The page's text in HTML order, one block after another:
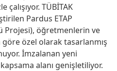
TÜBİTAK
Pardus ETAP
Projesi), öğretmenlerin ve
özel olarak tasarlanmış
İmzalanan yeni
alanı genişletiliyor.